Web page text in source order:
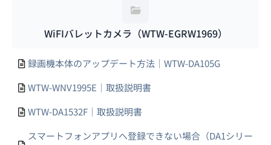
WiFIバレットカメラ（WTW-EGRW1969）
録画機本体のアップデート方法｜WTW-DA105G
WTW-WNV1995E｜取扱説明書
WTW-DA1532F｜取扱説明書
スマートフォンアプリへ登録できない場合（DA1シリー